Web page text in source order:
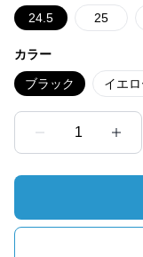
24.5 25
カラー
ブラック イエ
1